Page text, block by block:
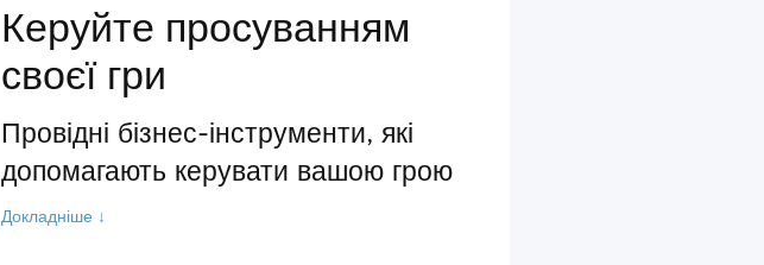
Керуйте просуванням
своєї гри
Провідні бізнес-інструменти, які
допомагають керувати вашою грою
Докладніше ↓